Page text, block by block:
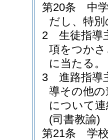
第20条
中
だし、特
2
生徒指導
項をつか
に当たる。
3
進路指導
導その他
について
(司書教諭)
第21条
学